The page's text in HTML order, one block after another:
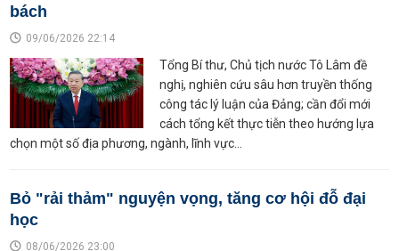
bách
09/06/2026 22:14
Tổng Bí thư, Chủ tịch nước Tô Lâm đề
nghị, nghiên cứu sâu hơn truyền thống
công tác lý luận của Đảng; cần đổi mới
cách tổng kết thực tiễn theo hướng lựa
chọn một số địa phương, ngành, lĩnh vực...
Bỏ "rải thảm" nguyện vọng, tăng cơ hội đỗ đại
học
08/06/2026 23:00